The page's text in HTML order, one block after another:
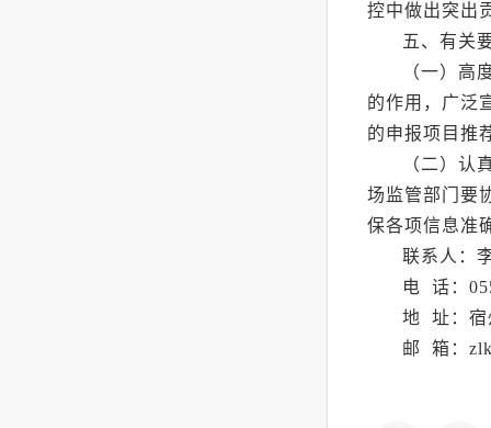
控中做出突出
五、有关
（一）高
的作用，广泛
的申报项目推
（二）认
场监管部门要
保各项信息准
联系人：
电 话：
地 址：宿
邮
箱：